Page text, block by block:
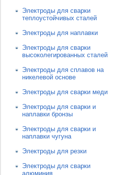
Электроды для сварки
теплоустойчивых сталей
Электроды для наплавки
Электроды для сварки
высоколегированных сталей
Электроды для сплавов на
никелевой основе
Электроды для сварки меди
Электроды для сварки и
наплавки бронзы
Электроды для сварки и
наплавки чугуна
Электроды для резки
Электроды для сварки
алюминия